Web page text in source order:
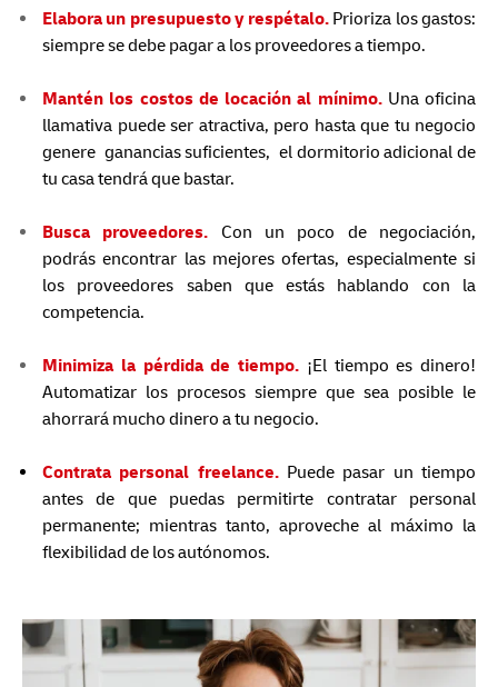
Elabora un presupuesto y respétalo. Prioriza los gastos:
siempre se debe pagar a los proveedores a tiempo.
Mantén los costos de locación al mínimo.Una oficina
llamativa puede ser atractiva, pero hasta que tu negocio
genere ganancias suficientes, el dormitorio adicional de
tu casa tendrá que bastar.
Busca proveedores. Con un poco de negociación,
podrás encontrar las mejores ofertas, especialmente si
los proveedores saben que estás hablando con la
competencia.
Minimiza la pérdida de tiempo. ¡El tiempo es dinero!
Automatizar los procesos siempre que sea posible le
ahorrará mucho dinero a tu negocio.
Contrata personal freelance.Puede pasar un tiempo
antes de que puedas permitirte contratar personal
permanente; mientras tanto, aproveche al máximo la
flexibilidad de los autónomos.